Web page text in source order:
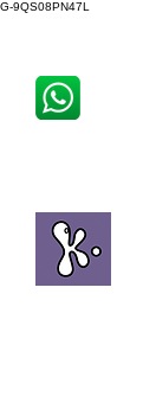
G-9QS08PN47L